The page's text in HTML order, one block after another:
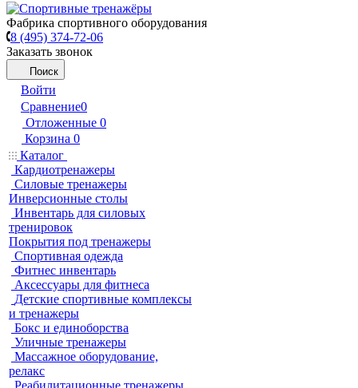
Фабрика спортивного оборудования
8 (495) 374-72-06
Заказать звонок
Поиск
Войти
Сравнение0
Отложенные 0
Корзина 0
Каталог
Кардиотренажеры
Силовые тренажеры
Инверсионные столы
Инвентарь для силовых
тренировок
Покрытия под тренажеры
Спортивная одежда
Фитнес инвентарь
Аксессуары для фитнеса
Детские спортивные комплексы
и тренажеры
Бокс и единоборства
Уличные тренажеры
Массажное оборудование,
релакс
Реабилитационные тренажеры